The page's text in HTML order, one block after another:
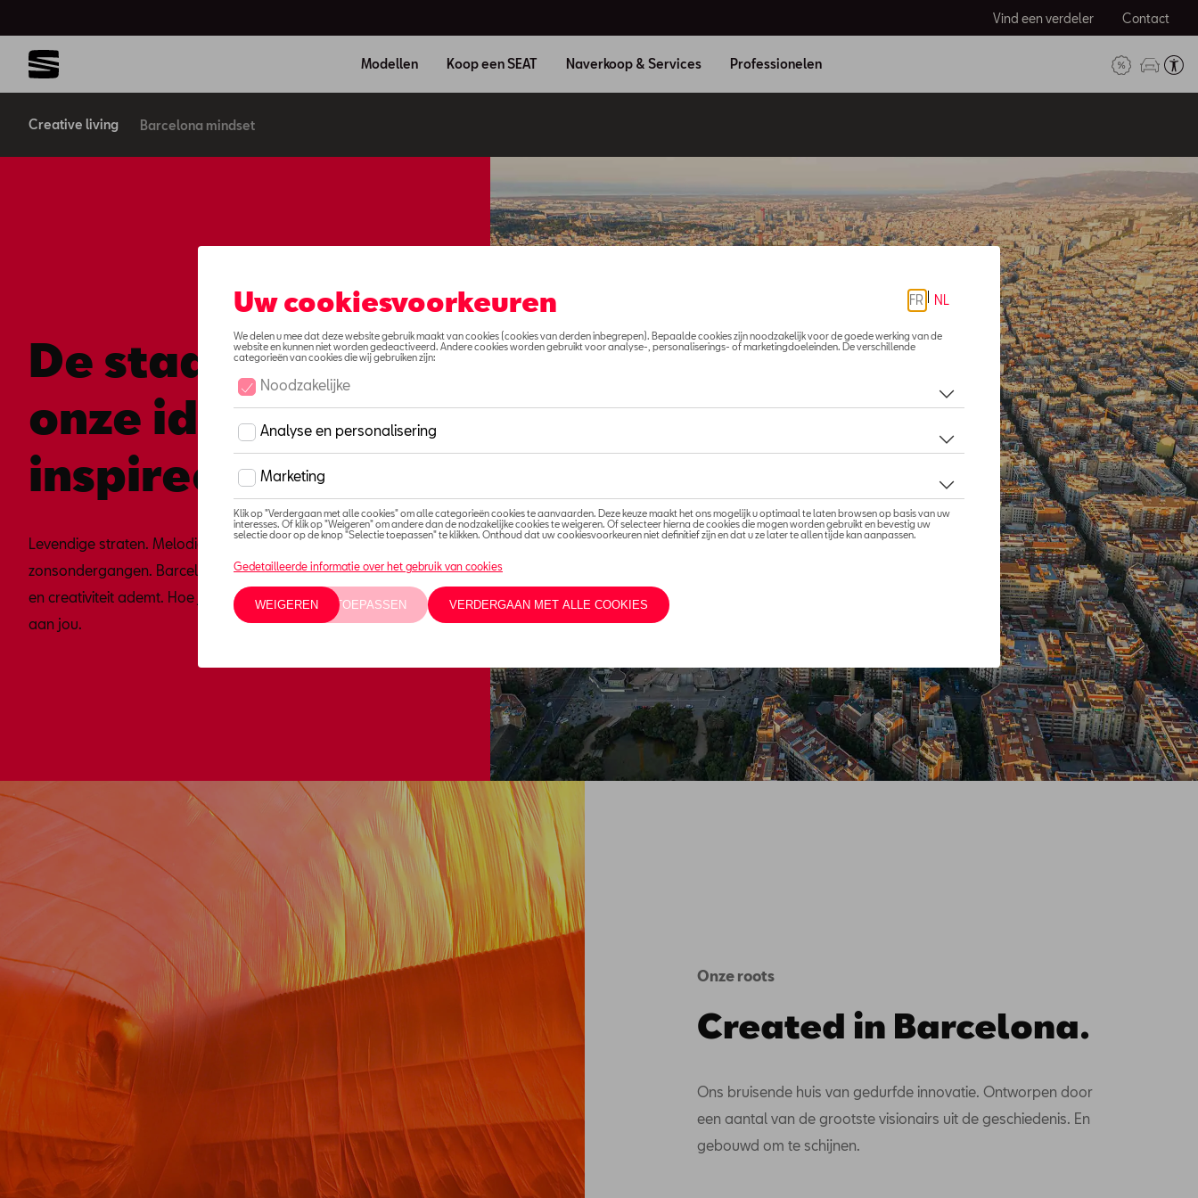
Vind een verdeler Contact
Modellen Koop een SEAT Naverkoop & Services Professionelen
Creative living Barcelona mindset
De stad die
onze ideeën
inspireert.
Levendige straten. Melodieën verplaatsen. Gouden
zonsondergangen. Barcelona is een stad die leeft
en creativiteit ademt. Hoe je de jouwe uitdrukt, is
aan jou.
Onze roots
Created in Barcelona.
Ons bruisende huis van gedurfde innovatie. Ontworpen door
een aantal van de grootste visionairs uit de geschiedenis. En
gebouwd om te schijnen.